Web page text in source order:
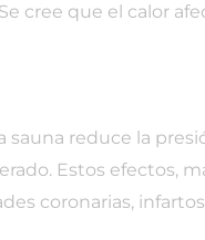
cree que el calor
reduce la
Estos efectos,
coronarias,